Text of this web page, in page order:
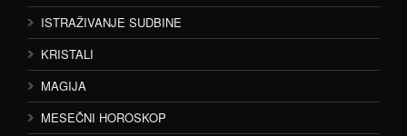
ISTRAŽIVANJE SUDBINE
KRISTALI
MAGIJA
MESEČNI HOROSKOP